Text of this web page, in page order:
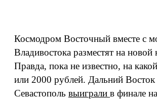
Космодром Восточный вместе с
Владивостока разместят на
Правда, пока не известно, на
или 2000 рублей. Дальний Восток
Севастополь выиграли в финале